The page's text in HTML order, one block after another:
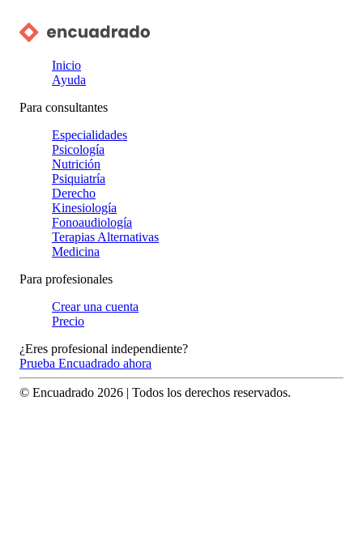
Inicio
Ayuda
Para consultantes
Especialidades
Psicología
Nutrición
Psiquiatría
Derecho
Kinesiología
Fonoaudiología
Terapias Alternativas
Medicina
Para profesionales
Crear una cuenta
Precio
¿Eres profesional independiente?
Prueba Encuadrado ahora
© Encuadrado 2026 | Todos los derechos reservados.